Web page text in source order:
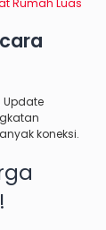
Rumah Luas
Update
koneksi.